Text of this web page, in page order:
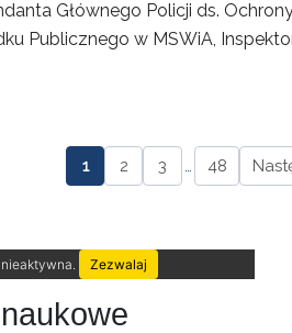
Głównego Policji ds.
Publicznego w MSWiA,
1 2 3 … 48
Zezwalaj